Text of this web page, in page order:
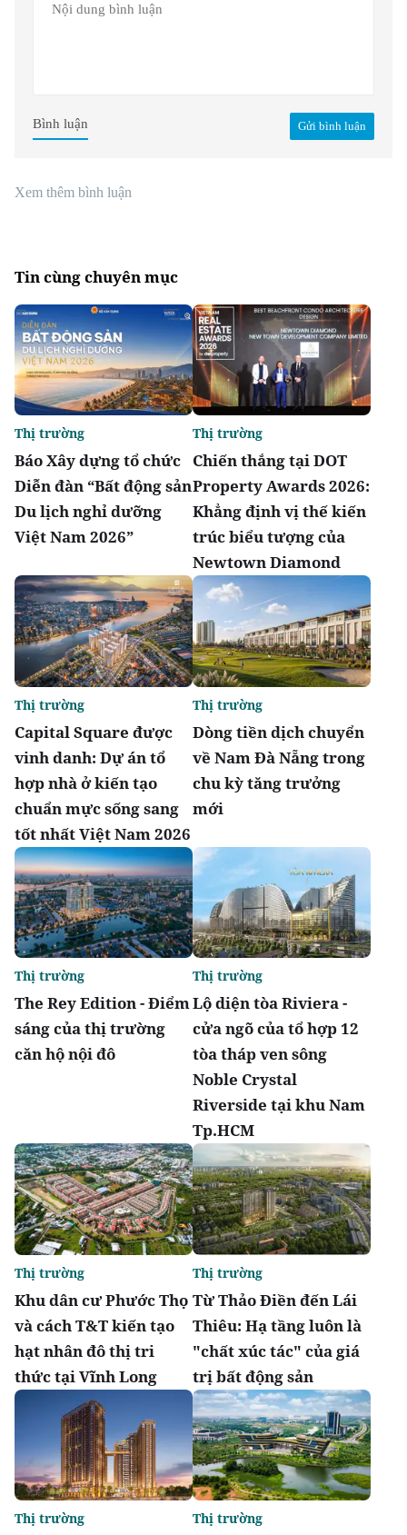
Gửi bình luận
Bình luận
Xem thêm bình luận
Tin cùng chuyên mục
Báo Xây dựng tổ chức
Diễn đàn “Bất động sản
Du lịch nghỉ dưỡng
Việt Nam 2026”
Thị trường
Chiến thắng tại DOT
Property Awards 2026:
Khẳng định vị thế kiến
trúc biểu tượng của
Newtown Diamond
Thị trường
Capital Square được
vinh danh: Dự án tổ
hợp nhà ở kiến tạo
chuẩn mực sống sang
tốt nhất Việt Nam 2026
Thị trường
Dòng tiền dịch chuyển
về Nam Đà Nẵng trong
chu kỳ tăng trưởng
mới
Thị trường
The Rey Edition - Điểm
sáng của thị trường
căn hộ nội đô
Thị trường
Lộ diện tòa Riviera -
cửa ngõ của tổ hợp 12
tòa tháp ven sông
Noble Crystal
Riverside tại khu Nam
Tp.HCM
Thị trường
Khu dân cư Phước Thọ
và cách T&T kiến tạo
hạt nhân đô thị tri
thức tại Vĩnh Long
Thị trường
Từ Thảo Điền đến Lái
Thiêu: Hạ tầng luôn là
"chất xúc tác" của giá
trị bất động sản
Thị trường
Thị trường Thị trường